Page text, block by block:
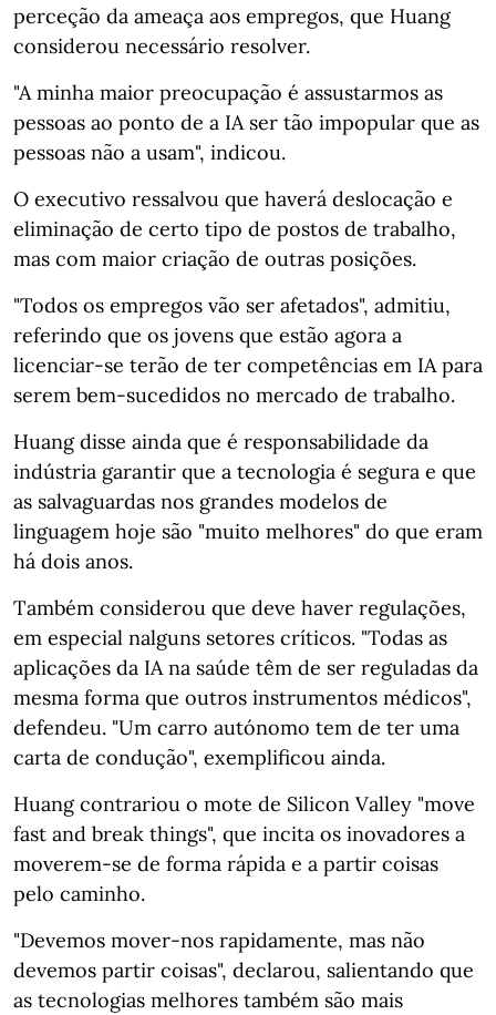
perceção da ameaça aos empregos, que Huang
considerou necessário resolver.
"A minha maior preocupação é assustarmos as
pessoas ao ponto de a IA ser tão impopular que as
pessoas não a usam", indicou.
O executivo ressalvou que haverá deslocação e
eliminação de certo tipo de postos de trabalho,
mas com maior criação de outras posições.
"Todos os empregos vão ser afetados", admitiu,
referindo que os jovens que estão agora a
licenciar-se terão de ter competências em IA para
serem bem-sucedidos no mercado de trabalho.
Huang disse ainda que é responsabilidade da
indústria garantir que a tecnologia é segura e que
as salvaguardas nos grandes modelos de
linguagem hoje são "muito melhores" do que eram
há dois anos.
Também considerou que deve haver regulações,
em especial nalguns setores críticos. "Todas as
aplicações da IA na saúde têm de ser reguladas da
mesma forma que outros instrumentos médicos",
defendeu. "Um carro autónomo tem de ter uma
carta de condução", exemplificou ainda.
Huang contrariou o mote de Silicon Valley "move
fast and break things", que incita os inovadores a
moverem-se de forma rápida e a partir coisas
pelo caminho.
"Devemos mover-nos rapidamente, mas não
devemos partir coisas", declarou, salientando que
as tecnologias melhores também são mais